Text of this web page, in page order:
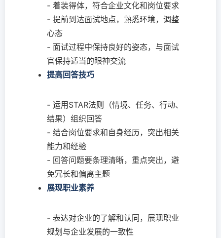
- 着装得体，符合企业文化和岗位要求
- 提前到达面试地点，熟悉环境，调整
心态
- 面试过程中保持良好的姿态，与面试
官保持适当的眼神交流
提高回答技巧
- 运用STAR法则（情境、任务、行动、
结果）组织回答
- 结合岗位要求和自身经历，突出相关
能力和经验
- 回答问题要条理清晰，重点突出，避
免冗长和偏离主题
展现职业素养
- 表达对企业的了解和认同，展现职业
规划与企业发展的一致性